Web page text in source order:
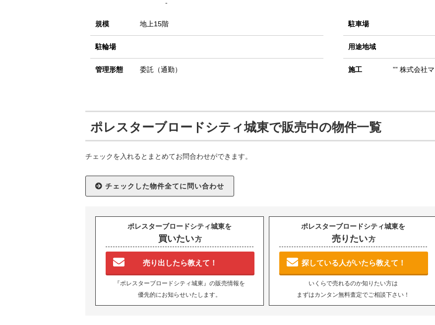
-
規模 地上15階
駐輪場
管理形態 委託（通勤）
駐車場
用途地域
施工 ”” 株式会社
ポレスターブロードシティ城東で販売中の物件一覧
チェックを入れるとまとめてお問合わせができます。
ポレスターブロードシティ城東を
買いたい方
売り出したら教えて！
『ポレスターブロードシティ城東』の販売情報を
優先的にお知らせいたします。
ポレスターブロードシティ城東を
売りたい方
探している人がいたら教えて！
いくらで売れるのか知りたい方は
まずはカンタン無料査定でご相談下さい！